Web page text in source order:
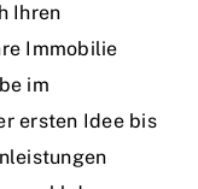
Ihren
Immobilie
im
ersten Idee bis